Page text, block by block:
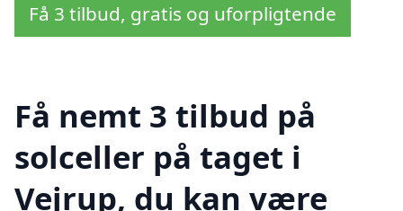
Få 3 tilbud, gratis og uforpligtende
Få nemt 3 tilbud på
solceller på taget i
Vejrup, du kan være